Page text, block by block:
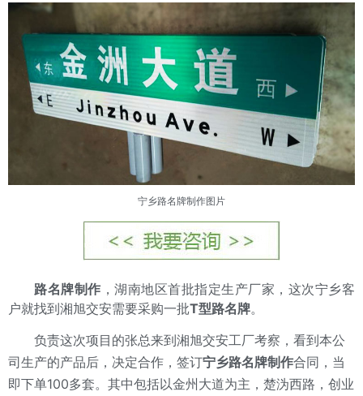
宁乡路名牌制作图片
路名牌制作 ，湖南地区首批指定生产厂家，这次宁乡客
户就找到湘旭交安需要采购一批T型路名牌。
负责这次项目的张总来到湘旭交安工厂考察，看到本公
司生产的产品后，决定合作，签订宁乡路名牌制作合同，当
即下单100多套。其中包括以金州大道为主，楚沩西路，创业